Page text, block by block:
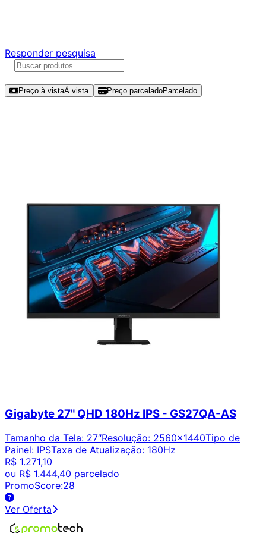
Responder pesquisa
Preço à vistaÀ vista Preço parceladoParcelado
Gigabyte 27" QHD 180Hz IPS - GS27QA-AS
Tamanho da Tela: 27″Resolução: 2560x1440Tipo de
Painel: IPSTaxa de Atualização: 180Hz
R$ 1.271,10
ou R$ 1.444,40 parcelado
PromoScore:28
Ver Oferta